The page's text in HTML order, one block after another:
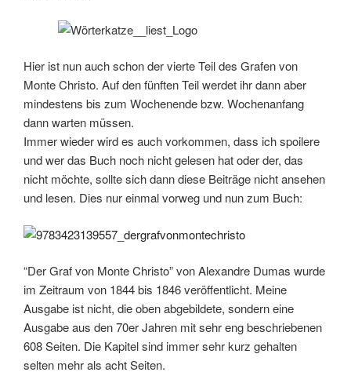
Hier ist nun auch schon der vierte Teil des Grafen von
Monte Christo. Auf den fünften Teil werdet ihr dann aber
mindestens bis zum Wochenende bzw. Wochenanfang
dann warten müssen.
Immer wieder wird es auch vorkommen, dass ich spoilere
und wer das Buch noch nicht gelesen hat oder der, das
nicht möchte, sollte sich dann diese Beiträge nicht ansehen
und lesen. Dies nur einmal vorweg und nun zum Buch:
“Der Graf von Monte Christo” von Alexandre Dumas wurde
im Zeitraum von 1844 bis 1846 veröffentlicht. Meine
Ausgabe ist nicht, die oben abgebildete, sondern eine
Ausgabe aus den 70er Jahren mit sehr eng beschriebenen
608 Seiten. Die Kapitel sind immer sehr kurz gehalten
selten mehr als acht Seiten.